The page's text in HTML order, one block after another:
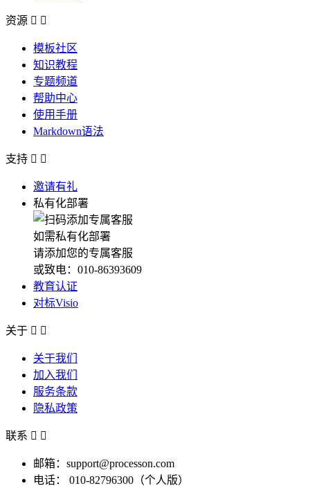
资源  
模板社区
知识教程
专题频道
帮助中心
使用手册
Markdown语法
支持  
邀请有礼
私有化部署
如需私有化部署
请添加您的专属客服
或致电：010-86393609
教育认证
对标Visio
关于  
关于我们
加入我们
服务条款
隐私政策
联系  
邮箱：support@processon.com
电话：
010-82796300（个人版）